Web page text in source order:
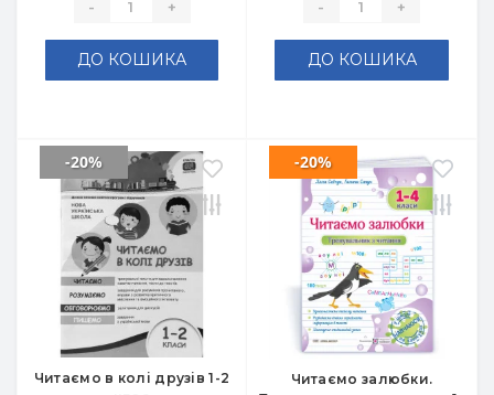
- +
ДО КОШИКА
- +
ДО КОШИКА
Читаємо в колі друзів 1-2
-20%
Читаємо залюбки.
-20%